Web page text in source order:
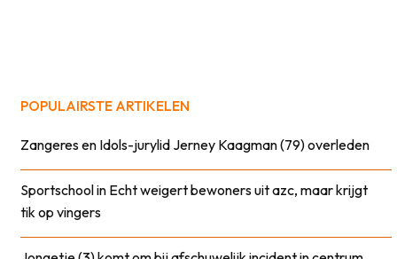
POPULAIRSTE ARTIKELEN
Zangeres en Idols-jurylid Jerney Kaagman (79) overleden
Sportschool in Echt weigert bewoners uit azc, maar krijgt
tik op vingers